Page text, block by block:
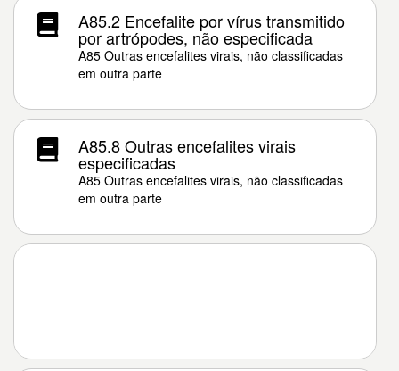
A85.2 Encefalite por vírus transmitido
por artrópodes, não especificada
A85 Outras encefalites virais, não classificadas
em outra parte
A85.8 Outras encefalites virais
especificadas
A85 Outras encefalites virais, não classificadas
em outra parte